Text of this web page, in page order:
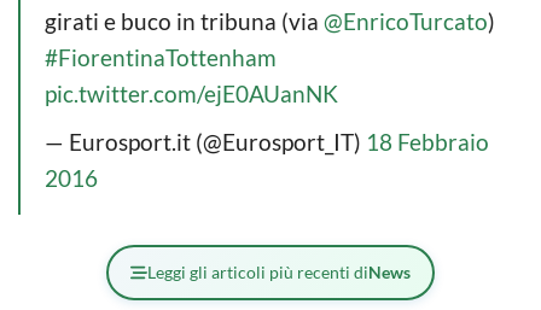
girati e buco in tribuna (via @EnricoTurcato)
#FiorentinaTottenham
pic.twitter.com/ejE0AUanNK
— Eurosport.it (@Eurosport_IT) 18 Febbraio
2016
Leggi gli articoli più recenti diNews